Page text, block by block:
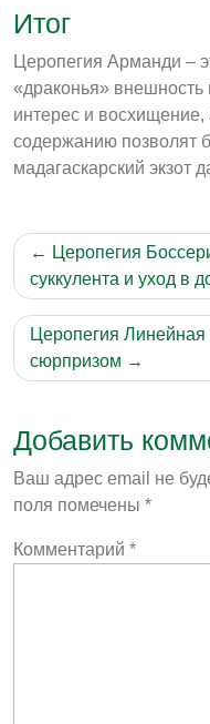
Итог
Церопегия Арманди –
«драконья» внешность
интерес и
содержанию позволят
мадагаскарский экзот
Навигация
по
записям
Церопегия
суккулента и уход в
Церопегия
сюрпризом
Добавить
Ваш адрес email не
поля помечены *
Комментарий *